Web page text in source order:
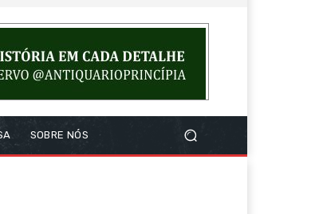
SOBRE NÓS